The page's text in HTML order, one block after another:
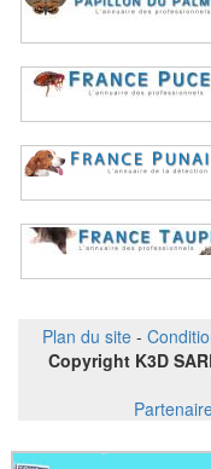
Plan du site -
Copyright K3D